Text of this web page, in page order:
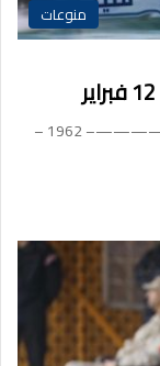
منوعات
الكويت – 12 – 2 (كونا) — الثاني عشر من فبراير —————– 1962 –